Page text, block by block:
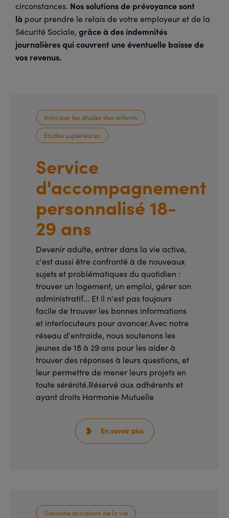
circonstances. Nos solutions de prévoyance sont
là pour prendre le relais de votre employeur et de la
Sécurité Sociale, grâce à des indemnités
journalières qui couvrent une éventuelle baisse de
vos revenus.
Anticiper les études des enfants
Etudes supérieures
Service
d'accompagnement
personnalisé 18-
29 ans
Devenir adulte, entrer dans la vie active,
c'est aussi être confronté à de nouveaux
sujets et problématiques du quotidien :
trouver un logement, un emploi, gérer son
administratif... Et il n'est pas toujours
facile de trouver les bonnes informations
et interlocuteurs pour avancer.Avec notre
réseau d'entraide, nous soutenons les
jeunes de 18 à 29 ans pour les aider à
trouver des réponses à leurs questions, et
leur permettre de mener leurs projets en
toute sérénité.Réservé aux adhérents et
ayant droits Harmonie Mutuelle
 En savoir plus
Garantie accidents de la vie